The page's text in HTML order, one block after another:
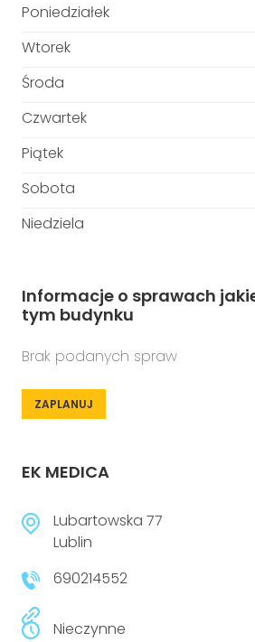
Poniedziałek
Wtorek
Środa
Czwartek
Piątek
Sobota
Niedziela
Informacje o sprawach
tym budynku
Brak podanych spraw
ZAPLANUJ
EK MEDICA
Lubartowska 77
Lublin
690214552
Nieczynne